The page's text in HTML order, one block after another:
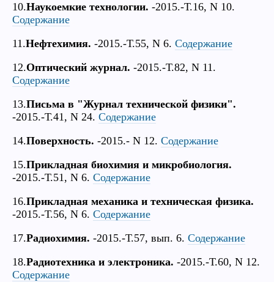
10.Наукоемкие технологии. -2015.-Т.16, N 10.
Содержание
11.Нефтехимия. -2015.-Т.55, N 6. Содержание
12.Оптический журнал. -2015.-Т.82, N 11.
Содержание
13.Письма в "Журнал технической физики".
-2015.-Т.41, N 24. Содержание
14.Поверхность. -2015.- N 12. Содержание
15.Прикладная биохимия и микробиология.
-2015.-Т.51, N 6. Содержание
16.Прикладная механика и техническая физика.
-2015.-Т.56, N 6. Содержание
17.Радиохимия. -2015.-Т.57, вып. 6. Содержание
18.Радиотехника и электроника. -2015.-Т.60, N 12.
Содержание